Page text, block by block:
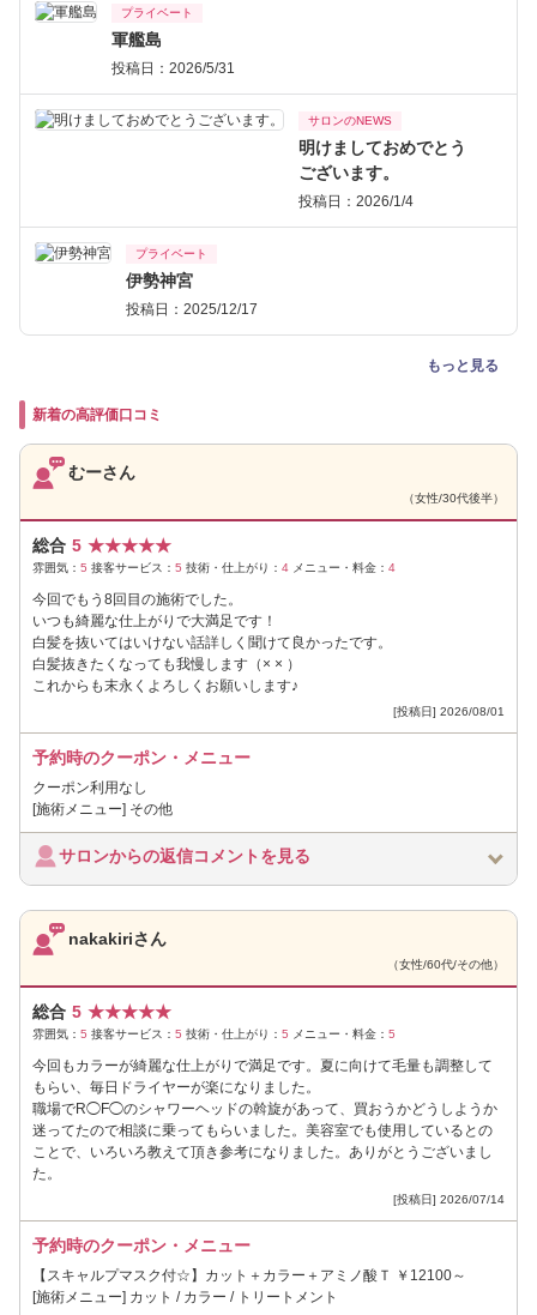
プライベート
軍艦島
投稿日：2026/5/31
サロンのNEWS
明けましておめでとう
ございます。
投稿日：2026/1/4
プライベート
伊勢神宮
投稿日：2025/12/17
もっと見る
新着の高評価口コミ
むーさん
（女性/30代後半）
総合 5 ★★★★★
雰囲気： 5 接客サービス： 5 技術・仕上がり： 4 メニュー・料金： 4
今回でもう8回目の施術でした。
いつも綺麗な仕上がりで大満足です！
白髪を抜いてはいけない話詳しく聞けて良かったです。
白髪抜きたくなっても我慢します（× × ）
これからも末永くよろしくお願いします♪
[投稿日] 2026/08/01
予約時のクーポン・メニュー
クーポン利用なし
[施術メニュー] その他
サロンからの返信コメントを見る
nakakiriさん
（女性/60代/その他）
総合 5 ★★★★★
雰囲気： 5 接客サービス： 5 技術・仕上がり： 5 メニュー・料金： 5
今回もカラーが綺麗な仕上がりで満足です。夏に向けて毛量も調整して
もらい、毎日ドライヤーが楽になりました。
職場でR◯F◯のシャワーヘッドの斡旋があって、買おうかどうしようか
迷ってたので相談に乗ってもらいました。美容室でも使用しているとの
ことで、いろいろ教えて頂き参考になりました。ありがとうございまし
た。
[投稿日] 2026/07/14
予約時のクーポン・メニュー
【スキャルプマスク付☆】カット＋カラー＋アミノ酸Ｔ ￥12100～
[施術メニュー] カット / カラー / トリートメント